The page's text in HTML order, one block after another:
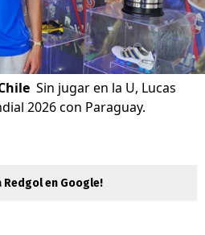
Sin jugar en la U, Lucas
2026 con Paraguay.
Redgol en Google!